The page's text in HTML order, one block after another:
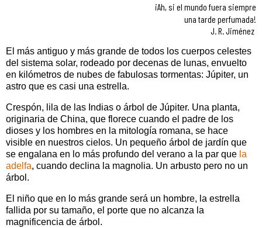
¡Ah, si el mundo fuera siempre
una tarde perfumada!
J. R. Jiménez
El más antiguo y más grande de todos los cuerpos celestes
del sistema solar, rodeado por decenas de lunas, envuelto
en kilómetros de nubes de fabulosas tormentas: Júpiter, un
astro que es casi una estrella.
Crespón, lila de las Indias o árbol de Júpiter. Una planta,
originaria de China, que florece cuando el padre de los
dioses y los hombres en la mitología romana, se hace
visible en nuestros cielos. Un pequeño árbol de jardín que
se engalana en lo más profundo del verano a la par que la
adelfa, cuando declina la magnolia. Un arbusto pero no un
árbol.
El niño que en lo más grande será un hombre, la estrella
fallida por su tamaño, el porte que no alcanza la
magnificencia de árbol.